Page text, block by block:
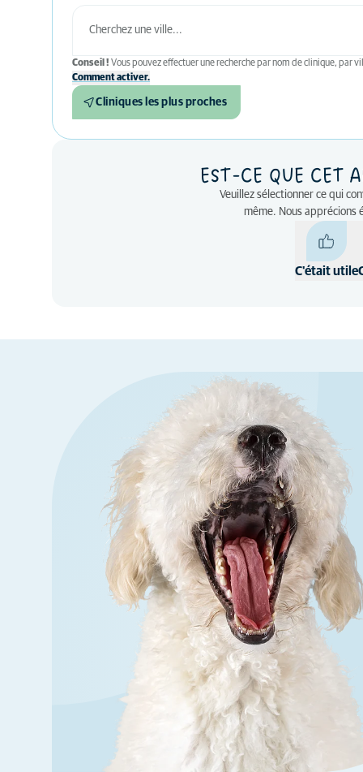
Conseil ! Vous pouvez effectuer une recherche par nom de clinique, par
Comment activer.
Cliniques les plus proches
EST-CE QUE CET
Veuillez sélectionner ce qui
même. Nous apprécions
C'était utile